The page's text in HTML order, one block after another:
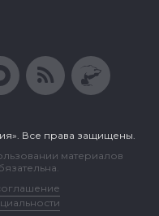
Все права защищены.
материалов